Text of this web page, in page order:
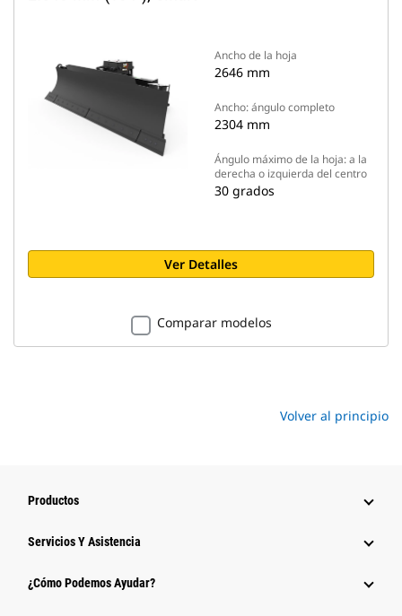
Ancho de la hoja
2646 mm
Ancho: ángulo completo
2304 mm
Ángulo máximo de la hoja: a la
derecha o izquierda del centro
30 grados
Ver Detalles
Comparar modelos
Volver al principio
Productos
Servicios Y Asistencia
¿Cómo Podemos Ayudar?